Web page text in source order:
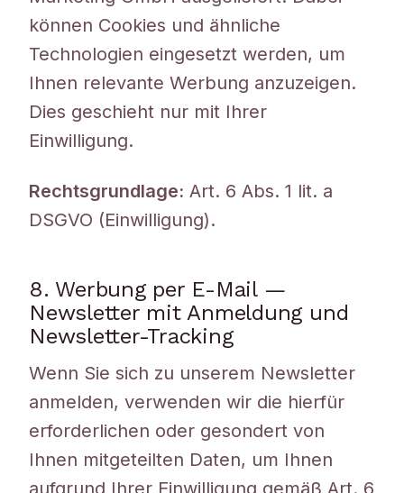
können Cookies und ähnliche
Technologien eingesetzt werden, um
Ihnen relevante Werbung anzuzeigen.
Dies geschieht nur mit Ihrer
Einwilligung.
Rechtsgrundlage: Art. 6 Abs. 1 lit. a
DSGVO (Einwilligung).
8. Werbung per E-Mail —
Newsletter mit Anmeldung und
Newsletter-Tracking
Wenn Sie sich zu unserem Newsletter
anmelden, verwenden wir die hierfür
erforderlichen oder gesondert von
Ihnen mitgeteilten Daten, um Ihnen
aufgrund Ihrer Einwilligung gemäß Art. 6